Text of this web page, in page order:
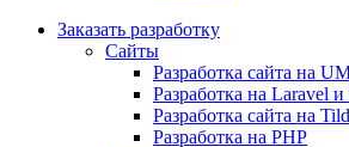
Заказать разработку
Сайты
Разработка сайта на
Разработка на Laravel
Разработка сайта на
Разработка на PHP